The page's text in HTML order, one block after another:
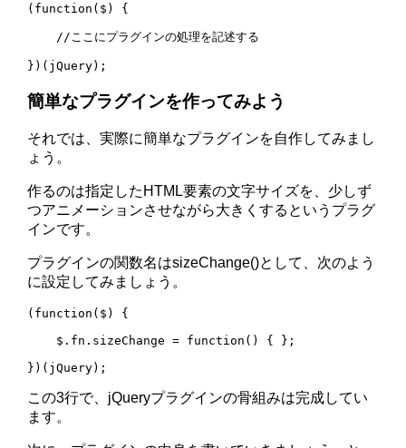
(function($) {
    //ここにプラグインの処理を記述する
簡単なプラグインを作ってみよう
それでは、実際に簡単なプラグインを自作してみまし
ょう。
作るのは指定したHTML要素の文字サイズを、少しず
つアニメーションさせながら大きくするというプラグ
インです。
プラグインの関数名はsizeChange()として、次のよう
に設定してみましょう。
(function($) {
    $.fn.sizeChange = function() { };
この3行で、jQueryプラグインの骨組みは完成してい
ます。